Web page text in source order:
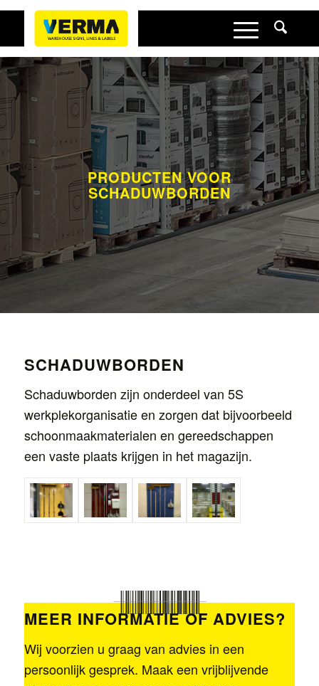
PRODUCTEN VOOR
SCHADUWBORDEN
SCHADUWBORDEN
Schaduwborden zijn onderdeel van 5S
werkplekorganisatie en zorgen dat bijvoorbeeld
schoonmaakmaterialen en gereedschappen
een vaste plaats krijgen in het magazijn.
MEER INFORMATIE OF ADVIES?
Wij voorzien u graag van advies in een
persoonlijk gesprek. Maak een vrijblijvende